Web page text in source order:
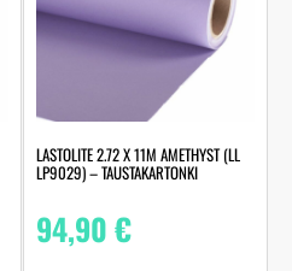
LASTOLITE 2.72 X 11M AMETHYST (LL
LP9029) – TAUSTAKARTONKI
94,90€